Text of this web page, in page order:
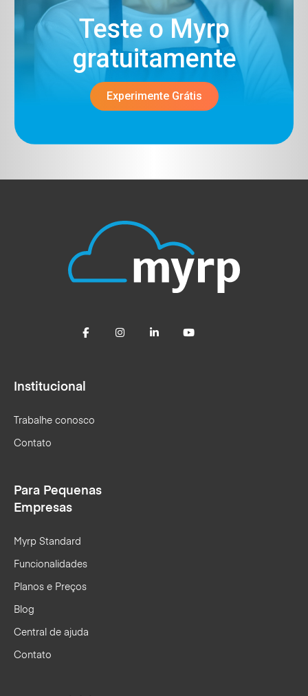
Teste o Myrp
gratuitamente​
Experimente Grátis
Institucional
Trabalhe conosco
Contato
Para Pequenas
Empresas
Myrp Standard
Funcionalidades
Planos e Preços
Blog
Central de ajuda
Contato